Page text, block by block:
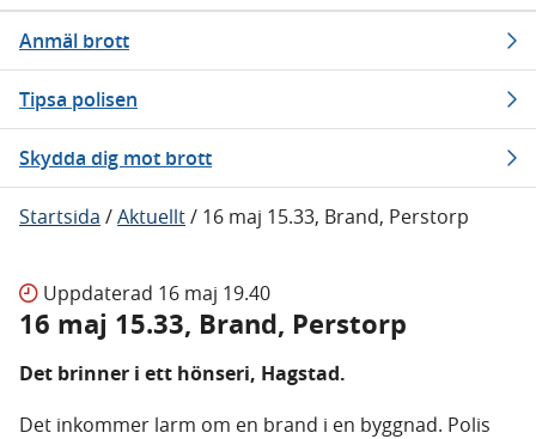
Anmäl brott
Tipsa polisen
Skydda dig mot brott
Startsida /Aktuellt/ 16 maj 15.33, Brand, Perstorp
Uppdaterad 16 maj 19.40
16 maj 15.33, Brand, Perstorp
Det brinner i ett hönseri, Hagstad.
Det inkommer larm om en brand i en byggnad. Polis